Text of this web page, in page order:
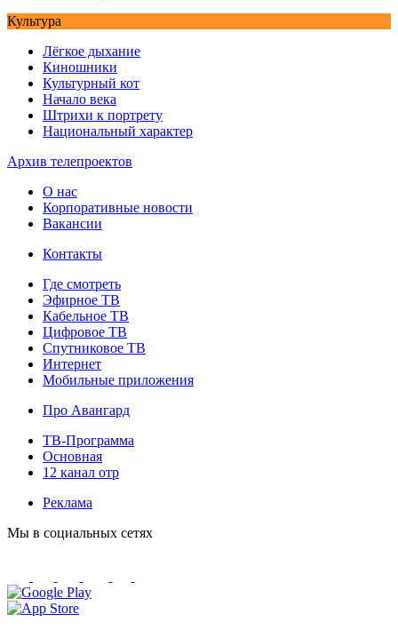
Культура
Лёгкое дыхание
Киношники
Культурный кот
Начало века
Штрихи к портрету
Национальный характер
Архив телепроектов
О нас
Корпоративные новости
Вакансии
Контакты
Где смотреть
Эфирное ТВ
Кабельное ТВ
Цифровое ТВ
Спутниковое ТВ
Интернет
Мобильные приложения
Про Авангард
ТВ-Программа
Основная
12 канал отр
Реклама
Мы в социальных сетях